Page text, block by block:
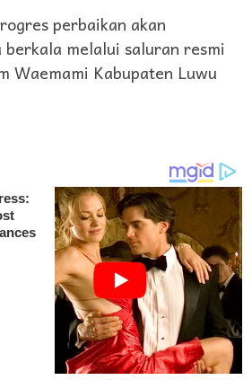
perbaikan akan
berkala melalui saluran resmi
Waemami Kabupaten Luwu